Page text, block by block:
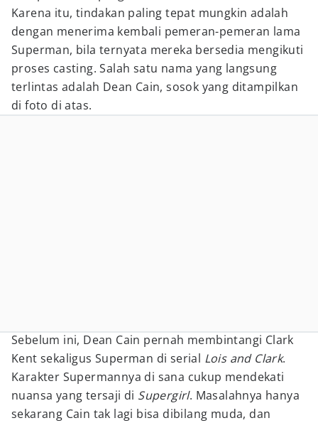
Karena itu, tindakan paling tepat mungkin adalah
dengan menerima kembali pemeran-pemeran lama
Superman, bila ternyata mereka bersedia mengikuti
proses casting. Salah satu nama yang langsung
terlintas adalah Dean Cain, sosok yang ditampilkan
di foto di atas.
Sebelum ini, Dean Cain pernah membintangi Clark
Kent sekaligus Superman di serial Lois and Clark.
Karakter Supermannya di sana cukup mendekati
nuansa yang tersaji di Supergirl. Masalahnya hanya
sekarang Cain tak lagi bisa dibilang muda, dan